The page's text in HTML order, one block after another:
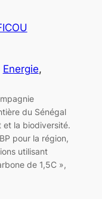
Energie
du Sénégal
et la biodiversité.
pour la région,
utilisant
de 1,5C »,